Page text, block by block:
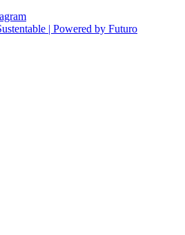
| Powered by Futuro